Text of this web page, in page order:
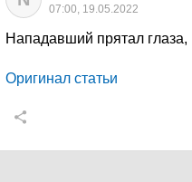
07:00, 19.05.2022
Нападавший прятал глаза,
Оригинал статьи